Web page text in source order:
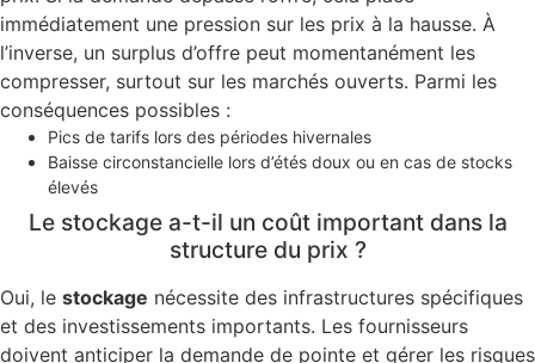
immédiatement une pression sur les prix à la hausse. À
l’inverse, un surplus d’offre peut momentanément les
compresser, surtout sur les marchés ouverts. Parmi les
conséquences possibles :
Pics de tarifs lors des périodes hivernales
Baisse circonstancielle lors d’étés doux ou en cas de stocks
élevés
Le stockage a-t-il un coût important dans la
structure du prix ?
Oui, le stockage nécessite des infrastructures spécifiques
et des investissements importants. Les fournisseurs
doivent anticiper la demande de pointe et gérer les risques